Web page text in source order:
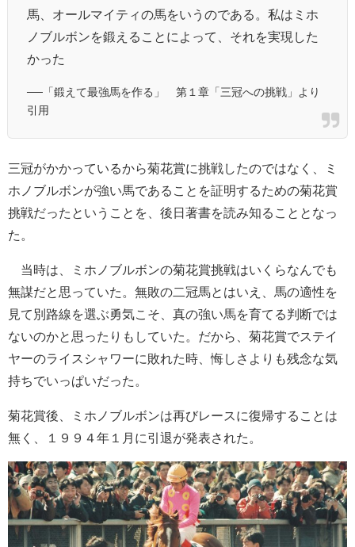
馬、オールマイティの馬をいうのである。私はミホ
ノブルボンを鍛えることによって、それを実現した
かった
──「鍛えて最強馬を作る」 第１章「三冠への挑戦」より
引用
三冠がかかっているから菊花賞に挑戦したのではなく、ミ
ホノブルボンが強い馬であることを証明するための菊花賞
挑戦だったということを、後日著書を読み知ることとなっ
た。
当時は、ミホノブルボンの菊花賞挑戦はいくらなんでも
無謀だと思っていた。無敗の二冠馬とはいえ、馬の適性を
見て別路線を選ぶ勇気こそ、真の強い馬を育てる判断では
ないのかと思ったりもしていた。だから、菊花賞でステイ
ヤーのライスシャワーに敗れた時、悔しさよりも残念な気
持ちでいっぱいだった。
菊花賞後、ミホノブルボンは再びレースに復帰することは
無く、１９９４年１月に引退が発表された。